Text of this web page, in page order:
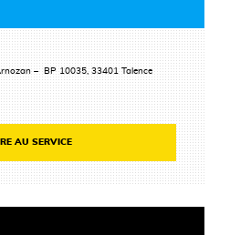
– BP 10035, 33401 Talence
AU SERVICE